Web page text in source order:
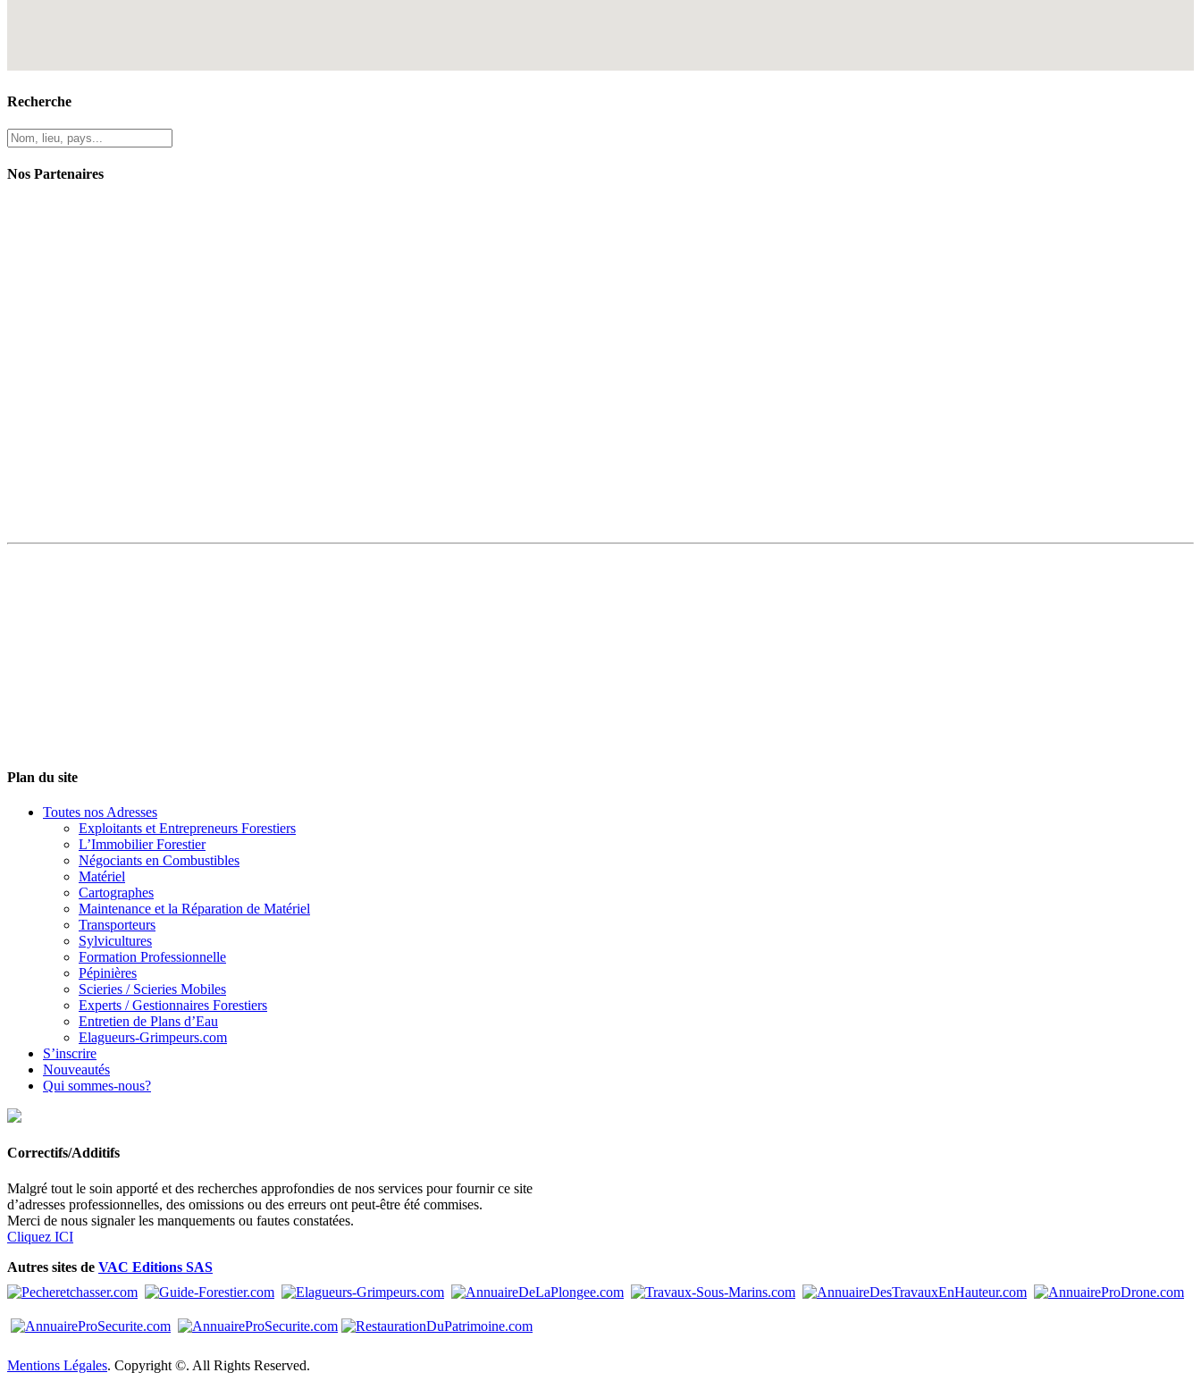
Recherche
Nos Partenaires
Plan du site
Toutes nos Adresses
Exploitants et Entrepreneurs Forestiers
L’Immobilier Forestier
Négociants en Combustibles
Matériel
Cartographes
Maintenance et la Réparation de Matériel
Transporteurs
Sylvicultures
Formation Professionnelle
Pépinières
Scieries / Scieries Mobiles
Experts / Gestionnaires Forestiers
Entretien de Plans d’Eau
Elagueurs-Grimpeurs.com
S’inscrire
Nouveautés
Qui sommes-nous?
Correctifs/Additifs
Malgré tout le soin apporté et des recherches approfondies de nos services pour fournir ce site
d’adresses professionnelles, des omissions ou des erreurs ont peut-être été commises.
Merci de nous signaler les manquements ou fautes constatées.
Cliquez ICI
Autres sites de VAC Editions SAS
Mentions Légales. Copyright ©. All Rights Reserved.